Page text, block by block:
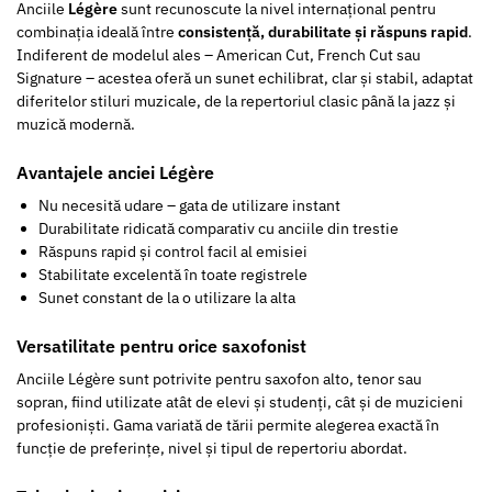
Anciile Légèresunt recunoscute la nivel internațional pentru
combinația ideală între consistență, durabilitate și răspuns rapid.
Indiferent de modelul ales – American Cut, French Cut sau
Signature – acestea oferă un sunet echilibrat, clar și stabil, adaptat
diferitelor stiluri muzicale, de la repertoriul clasic până la jazz și
muzică modernă.
Avantajele anciei Légère
Nu necesită udare – gata de utilizare instant
Durabilitate ridicată comparativ cu anciile din trestie
Răspuns rapid și control facil al emisiei
Stabilitate excelentă în toate registrele
Sunet constant de la o utilizare la alta
Versatilitate pentru orice saxofonist
Anciile Légère sunt potrivite pentru saxofon alto, tenor sau
sopran, fiind utilizate atât de elevi și studenți, cât și de muzicieni
profesioniști. Gama variată de tării permite alegerea exactă în
funcție de preferințe, nivel și tipul de repertoriu abordat.